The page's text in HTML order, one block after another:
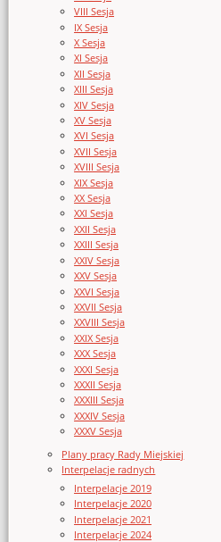
VIII Sesja
IX Sesja
X Sesja
XI Sesja
XII Sesja
XIII Sesja
XIV Sesja
XV Sesja
XVI Sesja
XVII Sesja
XVIII Sesja
XIX Sesja
XX Sesja
XXI Sesja
XXII Sesja
XXIII Sesja
XXIV Sesja
XXV Sesja
XXVI Sesja
XXVII Sesja
XXVIII Sesja
XXIX Sesja
XXX Sesja
XXXI Sesja
XXXII Sesja
XXXIII Sesja
XXXIV Sesja
XXXV Sesja
Plany pracy Rady Miejskiej
Interpelacje radnych
Interpelacje 2019
Interpelacje 2020
Interpelacje 2021
Interpelacje 2024